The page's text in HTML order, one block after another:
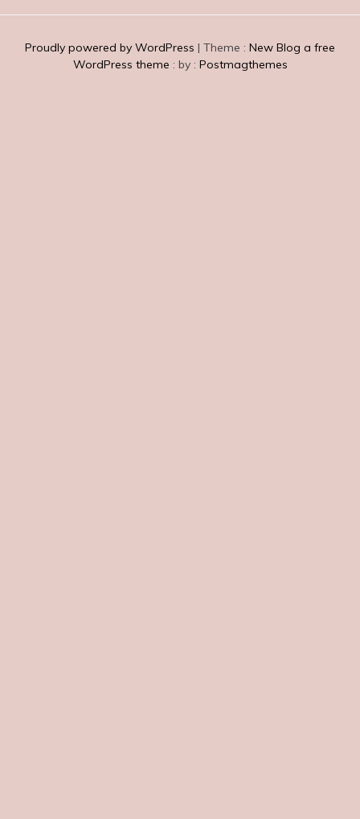
Proudly powered by WordPress | Theme : New Blog a free
WordPress theme : by : Postmagthemes